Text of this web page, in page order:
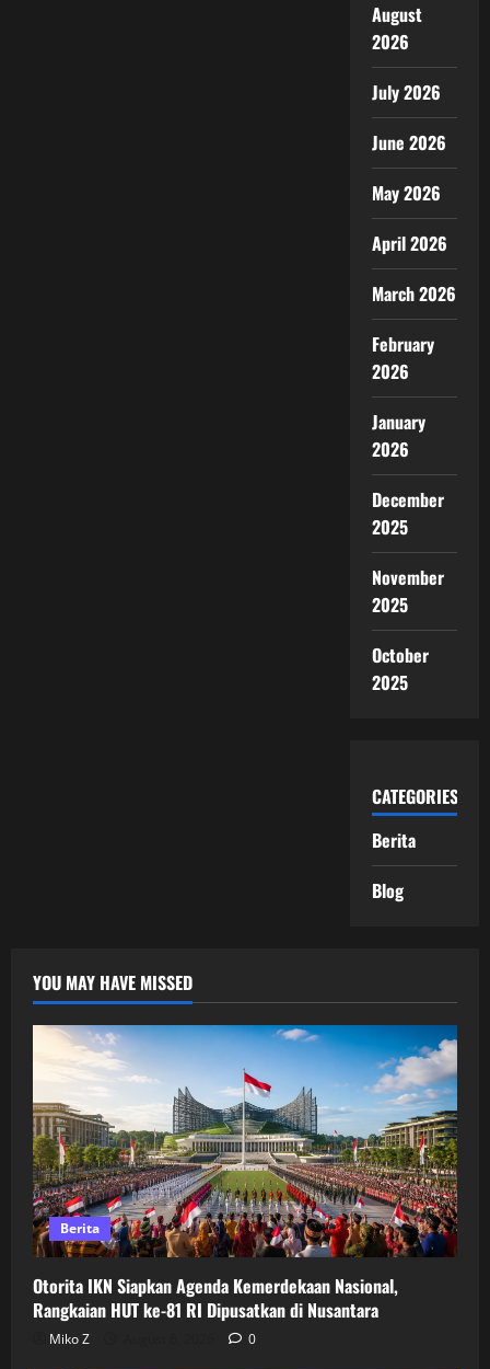
August
2026
July 2026
June 2026
May 2026
April 2026
March 2026
February
2026
January
2026
December
2025
November
2025
October
2025
CATEGORIES
Berita
Blog
YOU MAY HAVE MISSED
Berita
Otorita IKN Siapkan Agenda Kemerdekaan Nasional,
Rangkaian HUT ke-81 RI Dipusatkan di Nusantara
Miko Z 0